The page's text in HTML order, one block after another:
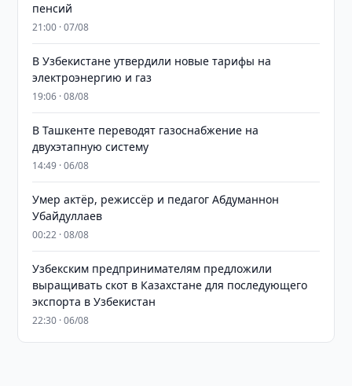
пенсий
21:00 · 07/08
В Узбекистане утвердили новые тарифы на
электроэнергию и газ
19:06 · 08/08
В Ташкенте переводят газоснабжение на
двухэтапную систему
14:49 · 06/08
Умер актёр, режиссёр и педагог Абдуманнон
Убайдуллаев
00:22 · 08/08
Узбекским предпринимателям предложили
выращивать скот в Казахстане для последующего
экспорта в Узбекистан
22:30 · 06/08